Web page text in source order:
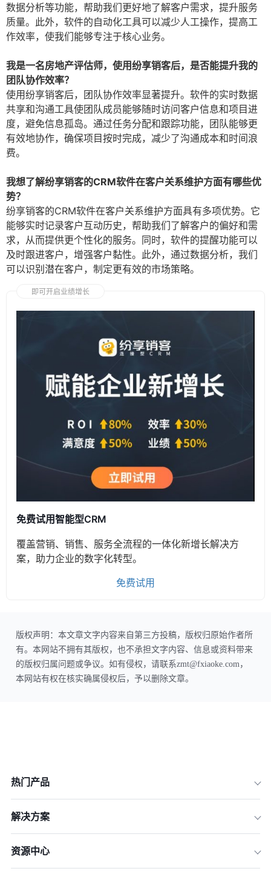
数据分析等功能，帮助我们更好地了解客户需求，提升服务
质量。此外，软件的自动化工具可以减少人工操作，提高工
作效率，使我们能够专注于核心业务。
我是一名房地产评估师，使用纷享销客后，是否能提升我的
团队协作效率？
使用纷享销客后，团队协作效率显著提升。软件的实时数据
共享和沟通工具使团队成员能够随时访问客户信息和项目进
度，避免信息孤岛。通过任务分配和跟踪功能，团队能够更
有效地协作，确保项目按时完成，减少了沟通成本和时间浪
费。
我想了解纷享销客的CRM软件在客户关系维护方面有哪些优
势？
纷享销客的CRM软件在客户关系维护方面具有多项优势。它
能够实时记录客户互动历史，帮助我们了解客户的偏好和需
求，从而提供更个性化的服务。同时，软件的提醒功能可以
及时跟进客户，增强客户黏性。此外，通过数据分析，我们
可以识别潜在客户，制定更有效的市场策略。
即可开启业绩增长
免费试用智能型CRM
覆盖营销、销售、服务全流程的一体化新增长解决方
案，助力企业的数字化转型。
免费试用
版权声明：本文章文字内容来自第三方投稿，版权归原始作者所
有。本网站不拥有其版权，也不承担文字内容、信息或资料带来
的版权归属问题或争议。如有侵权，请联系zmt@fxiaoke.com，
本网站有权在核实确属侵权后，予以删除文章。
热门产品
解决方案
资源中心